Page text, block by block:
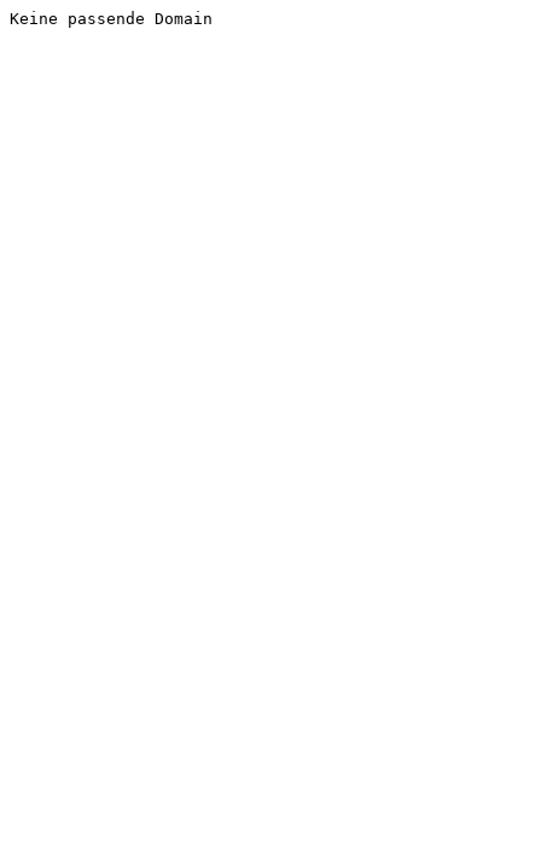
Keine passende Domain